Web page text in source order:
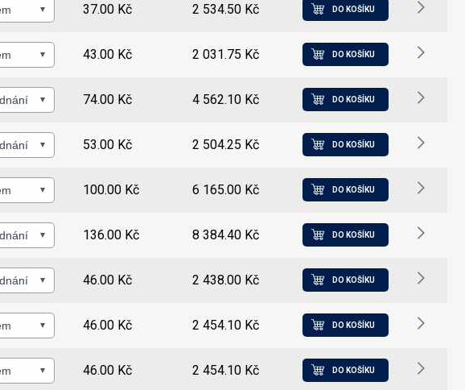
37.00 Kč 2 534.50 Kč DO KOŠÍKU
Detail
43.00 Kč 2 031.75 Kč DO KOŠÍKU
Detail
74.00 Kč 4 562.10 Kč DO KOŠÍKU
Detail
53.00 Kč 2 504.25 Kč DO KOŠÍKU
Detail
100.00 Kč 6 165.00 Kč DO KOŠÍKU
Detail
136.00 Kč 8 384.40 Kč DO KOŠÍKU
Detail
46.00 Kč 2 438.00 Kč DO KOŠÍKU
Detail
46.00 Kč 2 454.10 Kč DO KOŠÍKU
Detail
46.00 Kč 2 454.10 Kč DO KOŠÍKU
Detail